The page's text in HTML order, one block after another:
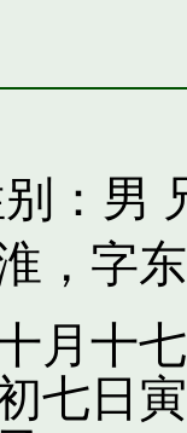
：男
，字
月十
七日